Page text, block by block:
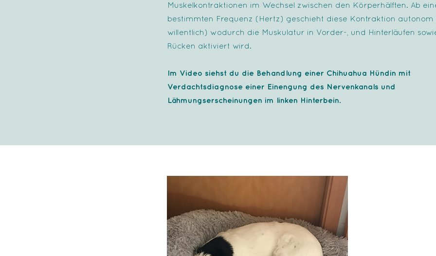
Muskelkontraktionen im Wechsel zwischen den Körperhälften. Ab
bestimmten Frequenz (Hertz) geschieht diese Kontraktion autonom
willentlich) wodurch die Muskulatur in Vorder-, und Hinterläufen
Rücken aktiviert wird.
Im Video siehst du die Behandlung einer Chihuahua Hündin mit
Verdachtsdiagnose einer Einengung des Nervenkanals und
Lähmungserscheinungen im linken Hinterbein.